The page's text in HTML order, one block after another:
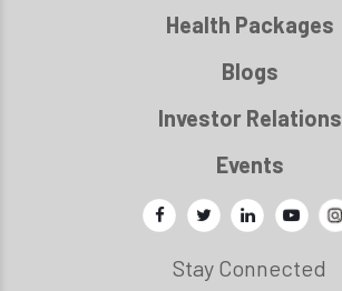
Health Packages
Blogs
Investor Relations
Events
Stay Connected